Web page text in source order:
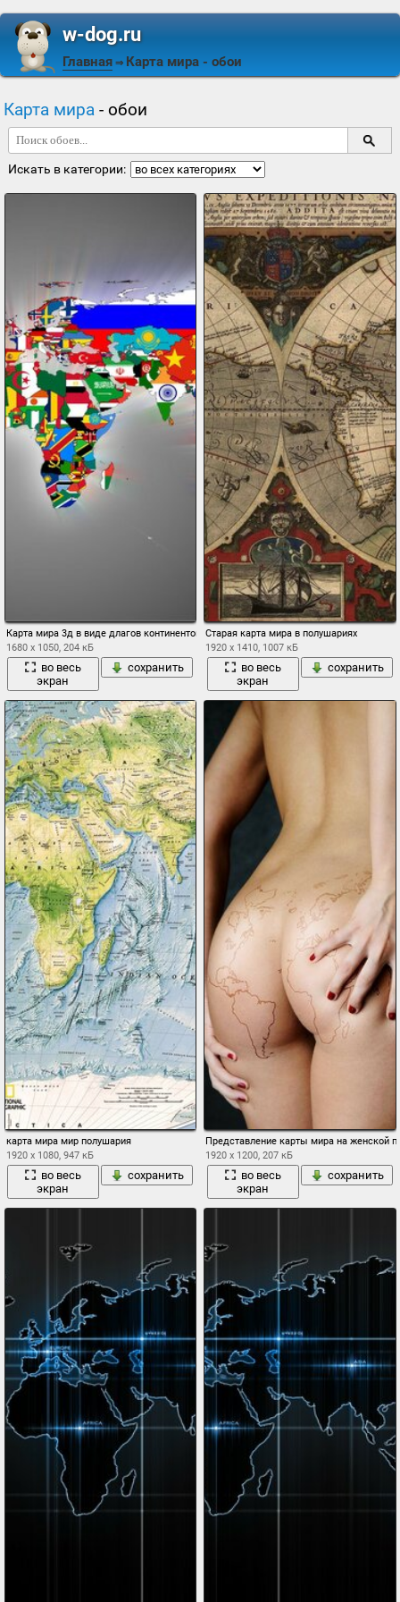
w-dog.ru
Главная ⇒ Карта мира - обои
Карта мира - обои
Искать в категории:
Карта мира 3д в виде длагов континентов
1680 x 1050, 204 кБ
во весь
экран
сохранить
Старая карта мира в полушариях
1920 x 1410, 1007 кБ
во весь
экран
сохранить
карта мира мир полушария
1920 x 1080, 947 кБ
во весь
экран
сохранить
Представление карты мира на женской
1920 x 1200, 207 кБ
во весь
экран
сохранить